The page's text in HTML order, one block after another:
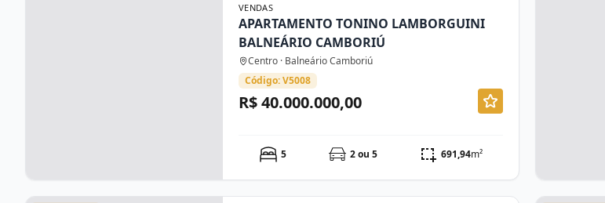
VENDAS
APARTAMENTO TONINO LAMBORGUINI
BALNEÁRIO CAMBORIÚ
Centro · Balneário Camboriú
Código: V5008
R$ 40.000.000,00
5 2 ou 5 691,94m²